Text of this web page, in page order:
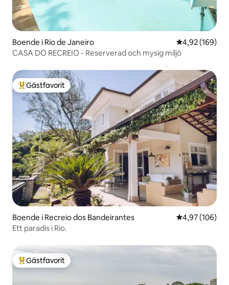
Boende i Rio de Janeiro 4,92 av 5 i
4,92 (169)
CASA DO RECREIO - Reserverad och mysig miljö
Populär gästfavorit
Gästfavorit
Boende i Recreio dos Bandeirantes 4,97 av 5 i
4,97 (106)
Ett paradis i Rio.
Populär gästfavorit
Gästfavorit